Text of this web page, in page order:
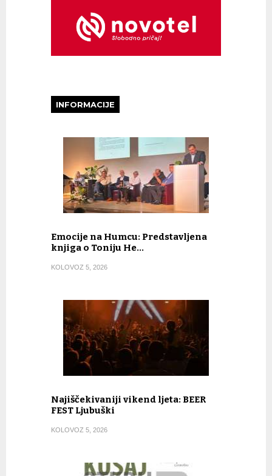
INFORMACIJE
Emocije na Humcu: Predstavljena
knjiga o Toniju He…
KOLOVOZ 5, 2026
Najiščekivaniji vikend ljeta: BEER
FEST Ljubuški
KOLOVOZ 5, 2026